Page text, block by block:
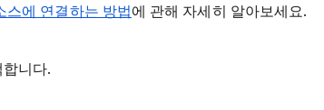
스에 연결하는 방법에 관해 자세히 알아보세요.
니다.